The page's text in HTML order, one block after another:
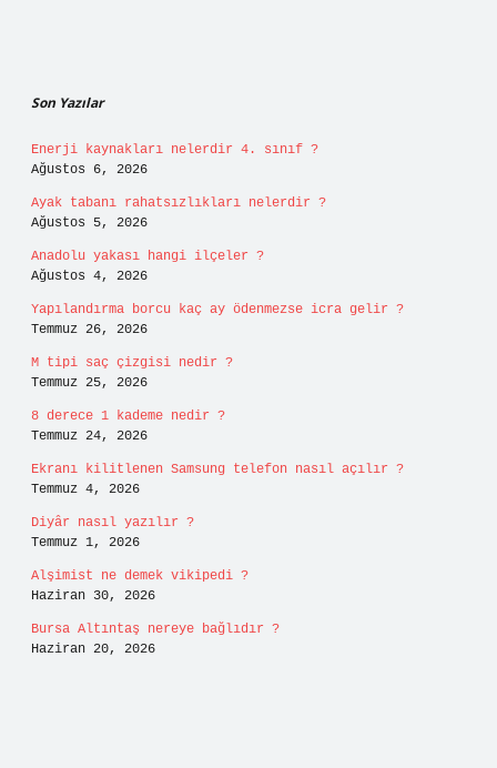
Son Yazılar
Enerji kaynakları nelerdir 4. sınıf ?
Ağustos 6, 2026
Ayak tabanı rahatsızlıkları nelerdir ?
Ağustos 5, 2026
Anadolu yakası hangi ilçeler ?
Ağustos 4, 2026
Yapılandırma borcu kaç ay ödenmezse icra gelir ?
Temmuz 26, 2026
M tipi saç çizgisi nedir ?
Temmuz 25, 2026
8 derece 1 kademe nedir ?
Temmuz 24, 2026
Ekranı kilitlenen Samsung telefon nasıl açılır ?
Temmuz 4, 2026
Diyâr nasıl yazılır ?
Temmuz 1, 2026
Alşimist ne demek vikipedi ?
Haziran 30, 2026
Bursa Altıntaş nereye bağlıdır ?
Haziran 20, 2026